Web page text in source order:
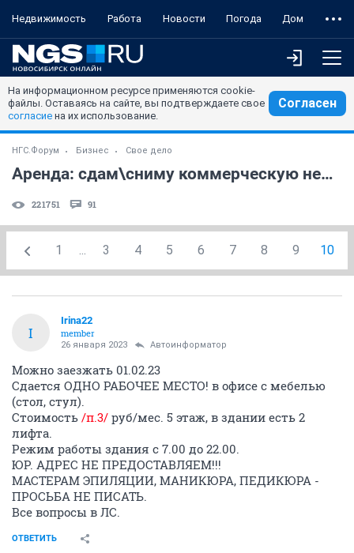
Недвижимость Работа Новости Погода Дом
На информационном ресурсе применяются cookie-
файлы. Оставаясь на сайте, вы подтверждаете свое
согласие на их использование.
Согласен
НГС.Форум Бизнес Свое дело
Аренда: сдам\сниму коммерческую недвижимость (часть 4)
221751 91
1 ... 3 4 5 6 7 8 9 10
I
Irina22
member
26 января 2023 Автоинформатор
Можно заезжать 01.02.23
Сдается ОДНО РАБОЧЕЕ МЕСТО! в офисе с мебелью
(стол, стул).
Стоимость /п.3/ руб/мес. 5 этаж, в здании есть 2
лифта.
Режим работы здания с 7.00 до 22.00.
ЮР. АДРЕС НЕ ПРЕДОСТАВЛЯЕМ!!!
МАСТЕРАМ ЭПИЛЯЦИИ, МАНИКЮРА, ПЕДИКЮРА -
ПРОСЬБА НЕ ПИСАТЬ.
Все вопросы в ЛС.
ОТВЕТИТЬ